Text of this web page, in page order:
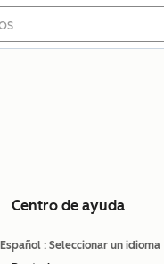
Centro de ayuda
Español : Seleccionar un idioma